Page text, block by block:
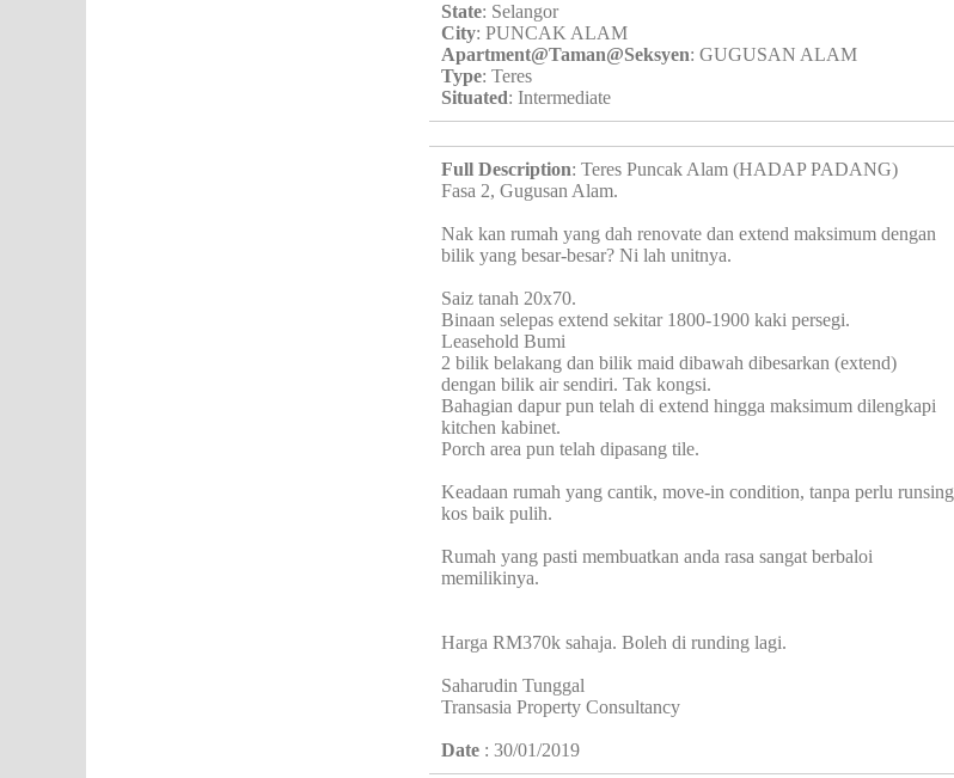
State: Selangor
City: PUNCAK ALAM
Apartment@Taman@Seksyen: GUGUSAN ALAM
Type: Teres
Situated: Intermediate
Full Description: Teres Puncak Alam (HADAP PADANG)
Fasa 2, Gugusan Alam.
Nak kan rumah yang dah renovate dan extend maksimum dengan
bilik yang besar-besar? Ni lah unitnya.
Saiz tanah 20x70.
Binaan selepas extend sekitar 1800-1900 kaki persegi.
Leasehold Bumi
2 bilik belakang dan bilik maid dibawah dibesarkan (extend)
dengan bilik air sendiri. Tak kongsi.
Bahagian dapur pun telah di extend hingga maksimum dilengkapi
kitchen kabinet.
Porch area pun telah dipasang tile.
Keadaan rumah yang cantik, move-in condition, tanpa perlu runsing
kos baik pulih.
Rumah yang pasti membuatkan anda rasa sangat berbaloi
memilikinya.
Harga RM370k sahaja. Boleh di runding lagi.
Saharudin Tunggal
Transasia Property Consultancy
Date : 30/01/2019